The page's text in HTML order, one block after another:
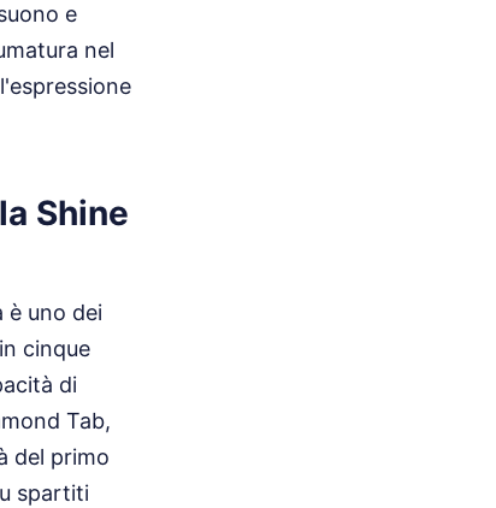
e
nel
Shine
è uno dei
cinque
di
Tab,
del primo
spartiti